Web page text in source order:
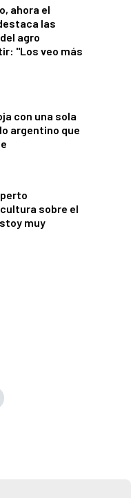
ahora el
las
agro
"Los veo más
con una sola
argentino que
sobre el
muy